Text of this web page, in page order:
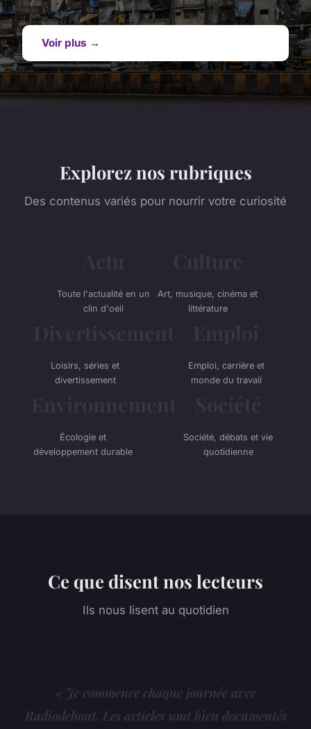
Voir plus →
Explorez nos rubriques
Des contenus variés pour nourrir votre curiosité
Toute l'actualité en un
clin d'oeil
Art, musique, cinéma et
littérature
Loisirs, séries et
divertissement
Emploi, carrière et
monde du travail
Écologie et
développement durable
Société, débats et vie
quotidienne
Ce que disent nos lecteurs
Ils nous lisent au quotidien
« Je commence chaque journée avec
Radiodebout. Les articles sont bien documentés